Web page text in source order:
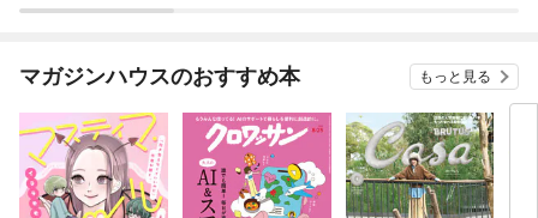
マガジンハウスのおすすめ本 もっと見る